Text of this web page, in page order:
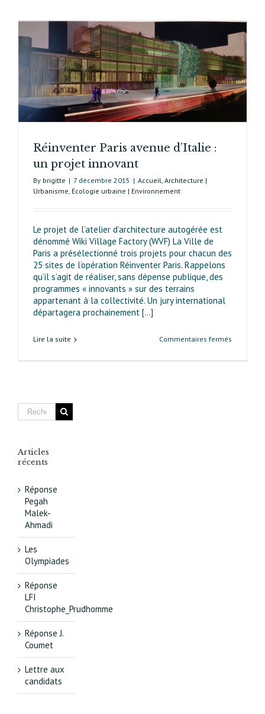
sociale…
Réinventer Paris avenue d’Italie :
un projet innovant
By brigitte | 7 décembre 2015 | Accueil, Architecture |
Urbanisme, Écologie urbaine | Environnement
Le projet de l’atelier d’architecture autogérée est
dénommé Wiki Village Factory (WVF) La Ville de
Paris a présélectionné trois projets pour chacun des
25 sites de l’opération Réinventer Paris. Rappelons
qu’il s’agit de réaliser, sans dépense publique, des
programmes « innovants » sur des terrains
appartenant à la collectivité. Un jury international
départagera prochainement [...]
Lire la suite Commentaires fermés
Articles
récents
Réponse
Pegah
Malek-
Ahmadi
Les
Olympiades
Réponse
LFI
Christophe_Prudhomme
Réponse J.
Coumet
Lettre aux
candidats